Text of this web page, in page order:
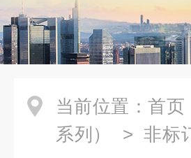
当前位置： 首页
系列）
> 非标